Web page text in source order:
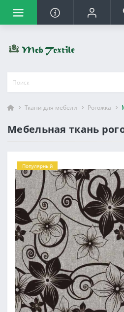
Ткани для мебели Рогожка
Мебельная ткань
Популярный